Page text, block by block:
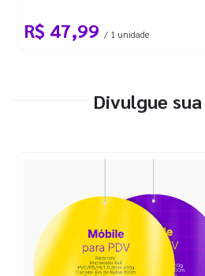
R$ 47,99 / 1 unidade
Divulgue